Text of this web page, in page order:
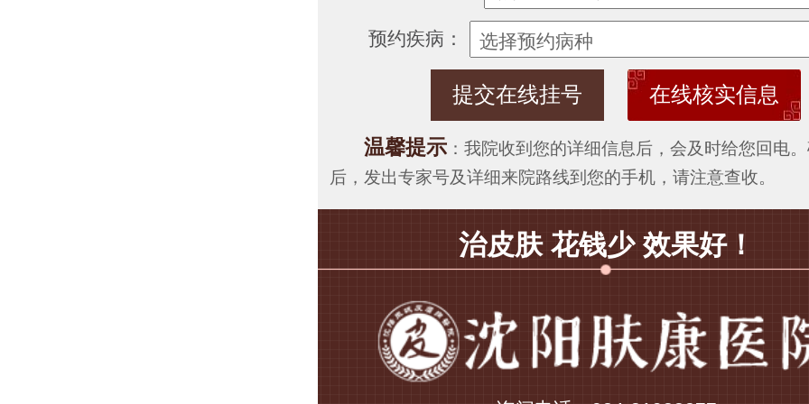
预约疾病：
在线核实信息
温馨提示 ：我院收到您的详细信息后，会及时给您回电
后，发出专家号及详细来院路线到您的手机，请注意查收。
治皮肤 花钱少 效果好！